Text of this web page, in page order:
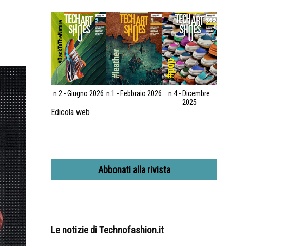
n.2 - Giugno 2026 n.1 - Febbraio 2026
n.4 - Dicembre
2025
Edicola web
Abbonati alla rivista
Le notizie di Technofashion.it